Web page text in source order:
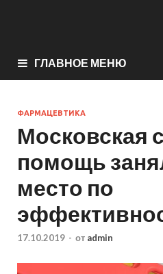
ГЛАВНОЕ МЕНЮ
ФАРМАЦЕВТИКА
Московская
помощь
место по
17.10.2019 - от admin